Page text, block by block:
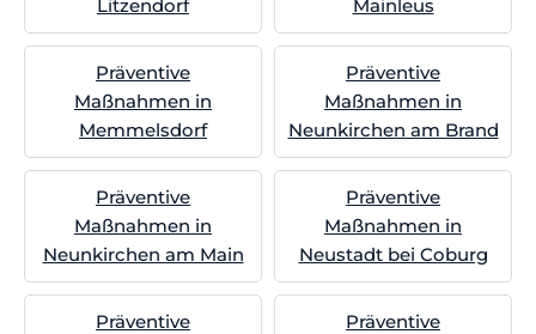
Litzendorf
Mainleus
Präventive
Maßnahmen in
Memmelsdorf
Präventive
Maßnahmen in
Neunkirchen am Brand
Präventive
Maßnahmen in
Neunkirchen am Main
Präventive
Maßnahmen in
Neustadt bei Coburg
Präventive
Präventive